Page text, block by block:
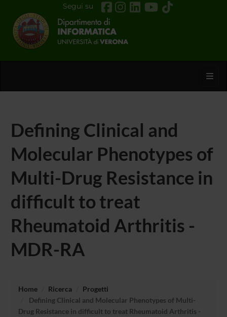
Segui su
Defining Clinical and
Molecular Phenotypes of
Multi-Drug Resistance in
difficult to treat
Rheumatoid Arthritis -
MDR-RA
Home Ricerca
Progetti
Defining Clinical and Molecular Phenotypes of Multi-
Drug Resistance in difficult to treat Rheumatoid Arthritis -